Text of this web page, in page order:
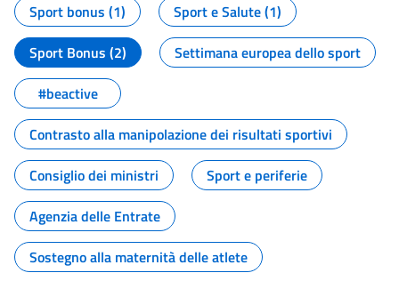
Sport bonus (1)
Sport e Salute (1)
Sport Bonus (2)
Settimana europea dello sport
#beactive
Contrasto alla manipolazione dei risultati sportivi
Consiglio dei ministri
Sport e periferie
Agenzia delle Entrate
Sostegno alla maternità delle atlete